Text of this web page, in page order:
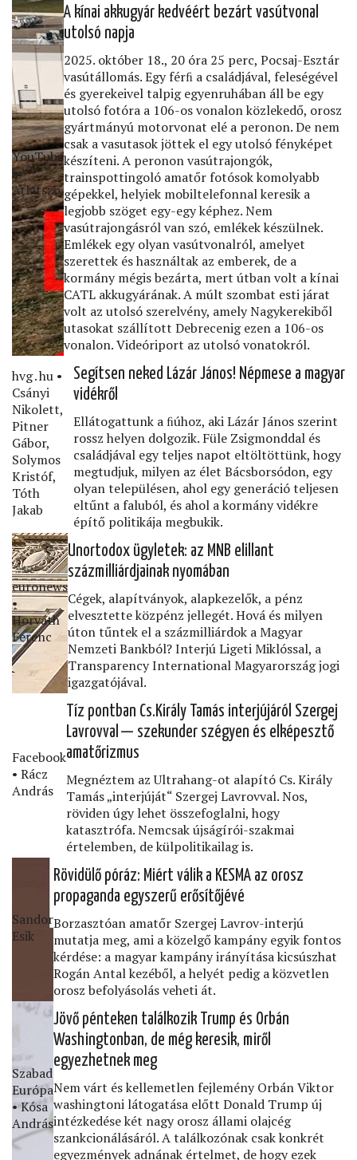
YouTube
•
Atlatszo
A kínai akkugyár kedvéért bezárt vasútvonal
utolsó napja
2025. október 18., 20 óra 25 perc, Pocsaj-Esztár
vasútállomás. Egy férﬁ a családjával, feleségével
és gyerekeivel talpig egyenruhában áll be egy
utolsó fotóra a 106-os vonalon közlekedő, orosz
gyártmányú motorvonat elé a peronon. De nem
csak a vasutasok jöttek el egy utolsó fényképet
készíteni. A peronon vasútrajongók,
trainspottingoló amatőr fotósok komolyabb
gépekkel, helyiek mobiltelefonnal keresik a
legjobb szöget egy-egy képhez. Nem
vasútrajongásról van szó, emlékek készülnek.
Emlékek egy olyan vasútvonalról, amelyet
szerettek és használtak az emberek, de a
kormány mégis bezárta, mert útban volt a kínai
CATL akkugyárának. A múlt szombat esti járat
volt az utolsó szerelvény, amely Nagykerekiből
utasokat szállított Debrecenig ezen a 106-os
vonalon. Videóriport az utolsó vonatokról.
hvg․hu •
Csányi
Nikolett,
Pitner
Gábor,
Solymos
Kristóf,
Tóth
Jakab
Segítsen neked Lázár János! Népmese a magyar
vidékről
Ellátogattunk a ﬁúhoz, aki Lázár János szerint
rossz helyen dolgozik. Füle Zsigmonddal és
családjával egy teljes napot eltöltöttünk, hogy
megtudjuk, milyen az élet Bácsborsódon, egy
olyan településen, ahol egy generáció teljesen
eltűnt a faluból, és ahol a kormány vidékre
építő politikája megbukik.
euronews
•
Horváth
Ferenc
Unortodox ügyletek: az MNB elillant
százmilliárdjainak nyomában
Cégek, alapítványok, alapkezelők, a pénz
elvesztette közpénz jellegét. Hová és milyen
úton tűntek el a százmilliárdok a Magyar
Nemzeti Bankból? Interjú Ligeti Miklóssal, a
Transparency International Magyarország jogi
igazgatójával.
Facebook
• Rácz
András
Tíz pontban Cs.Király Tamás interjújáról Szergej
Lavrovval — szekunder szégyen és elképesztő
amatőrizmus
Megnéztem az Ultrahang-ot alapító Cs. Király
Tamás „interjúját“ Szergej Lavrovval. Nos,
röviden úgy lehet összefoglalni, hogy
katasztrófa. Nemcsak újságírói-szakmai
értelemben, de külpolitikailag is.
Sandor
Esik
Rövidülő póráz: Miért válik a KESMA az orosz
propaganda egyszerű erősítőjévé
Borzasztóan amatőr Szergej Lavrov-interjú
mutatja meg, ami a közelgő kampány egyik fontos
kérdése: a magyar kampány irányítása kicsúszhat
Rogán Antal kezéből, a helyét pedig a közvetlen
orosz befolyásolás veheti át.
Szabad
Európa
• Kósa
András
Jövő pénteken találkozik Trump és Orbán
Washingtonban, de még keresik, miről
egyezhetnek meg
Nem várt és kellemetlen fejlemény Orbán Viktor
washingtoni látogatása előtt Donald Trump új
intézkedése két nagy orosz állami olajcég
szankcionálásáról. A találkozónak csak konkrét
egyezmények adnának értelmet, de hogy ezek